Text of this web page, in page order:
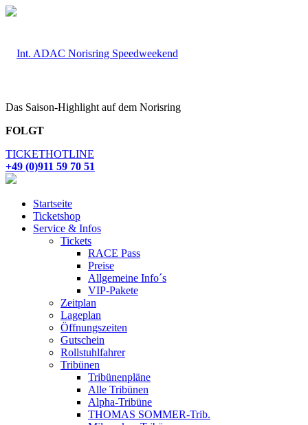
Das Saison-Highlight auf dem Norisring
FOLGT
TICKETHOTLINE
+49 (0)911 59 70 51
Startseite
Ticketshop
Service & Infos
Tickets
RACE Pass
Preise
Allgemeine Info´s
VIP-Pakete
Zeitplan
Lageplan
Öffnungszeiten
Gutschein
Rollstuhlfahrer
Tribünen
Tribünenpläne
Alle Tribünen
Alpha-Tribüne
THOMAS SOMMER-Trib.